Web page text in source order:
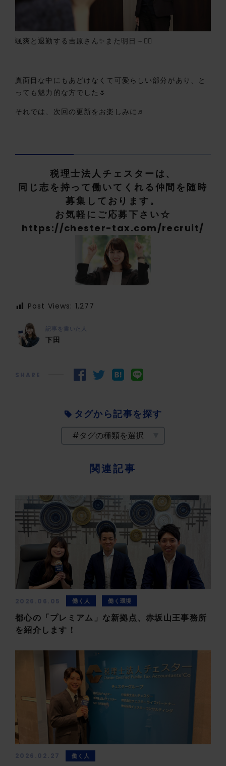
颯爽と退勤する吉原さん✨また明日～🙋‍♀️
真面目な中にもあどけなくて可愛らしい部分があり、と
っても魅力的な方でした🌷
それでは、次回の更新をお楽しみに♬
税理士法人チェスターは、
同じ志を持って働いてくれる仲間を随時
募集しております。
お気軽にご応募下さい☆
https://chester-tax.com/recruit/
Post Views: 1,277
記事を書いた人
下田
SHARE
タグから記事を探す
関連記事
2026.06.05 働く人 働く環境
都心の「プレミアム」な新拠点、赤坂山王事務所
を紹介します！
2026.02.27 働く人